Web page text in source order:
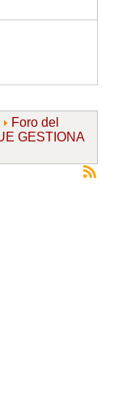
Foro del
GESTIONA